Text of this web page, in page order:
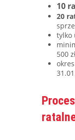
10
20
tylko
500